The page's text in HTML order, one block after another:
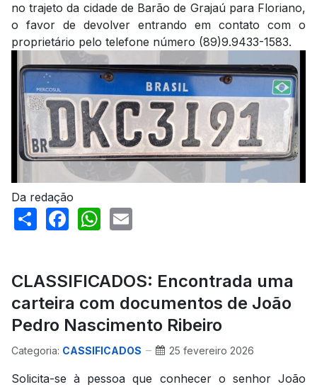
no trajeto da cidade de Barão de Grajaú para Floriano,
o favor de devolver entrando em contato com o
proprietário pelo telefone número (89)9.9433-1583.
Da redação
ShareFacebook
WhatsApp
CLASSIFICADOS: Encontrada uma
carteira com documentos de João
Pedro Nascimento Ribeiro
Categoria: CASSIFICADOS 25 fevereiro 2026
Solicita-se à pessoa que conhecer o senhor João